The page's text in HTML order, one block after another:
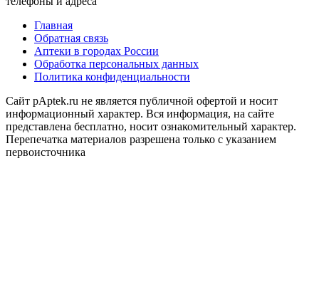
Главная
Обратная связь
Аптеки в городах России
Обработка персональных данных
Политика конфиденциальности
Сайт pAptek.ru не является публичной офертой и носит
информационный характер. Вся информация, на сайте
представлена бесплатно, носит ознакомительный характер.
Перепечатка материалов разрешена только с указанием
первоисточника